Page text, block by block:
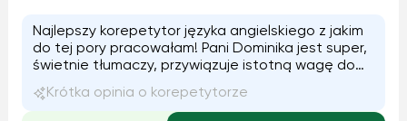
to się...
Najlepszy korepetytor języka angielskiego z jakim
do tej pory pracowałam! Pani Dominika jest super,
świetnie tłumaczy, przywiązuje istotną wagę do
Krótka opinia o korepetytorze